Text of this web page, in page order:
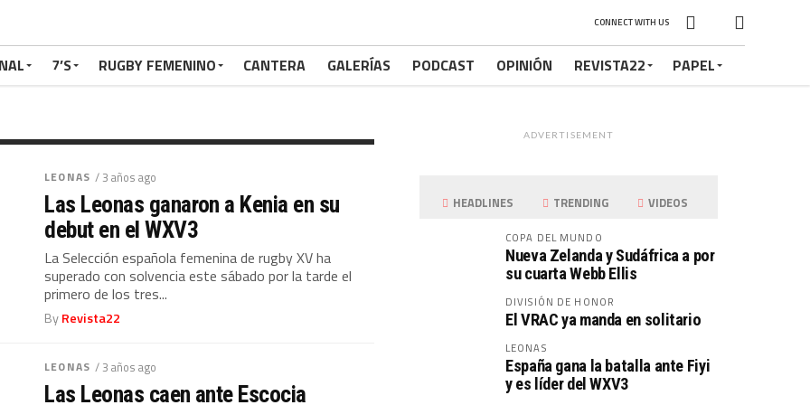
CONNECT WITH US
7’S RUGBY FEMENINO CANTERA GALERÍAS PODCAST OPINIÓN REVISTA22 PAPEL
ante Fiyi y es
WXV3
XV ha logrado su segunda victoria en el nuevo
LEONAS / 3 años ago
Las Leonas ganaron a Kenia en su
debut en el WXV3
La Selección española femenina de rugby XV ha
superado con solvencia este sábado por la tarde el
primero de los tres...
ByRevista22
LEONAS / 3 años ago
Las Leonas caen ante Escocia
ADVERTISEMENT
HEADLINES TRENDING VIDEOS
COPA DEL MUNDO
Nueva Zelanda y Sudáfrica a por
su cuarta Webb Ellis
DIVISIÓN DE HONOR
El VRAC ya manda en solitario
LEONAS
España gana la batalla ante Fiyi
y es líder del WXV3